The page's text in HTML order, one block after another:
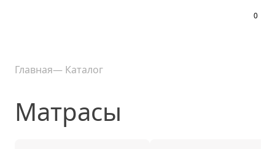
0
Главная— Каталог
Матрасы